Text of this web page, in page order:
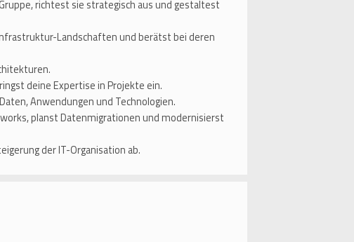
richtest sie strategisch aus und gestaltest
Landschaften und berätst bei deren
deine Expertise in Projekte ein.
Anwendungen und Technologien.
planst Datenmigrationen und modernisierst
der IT-Organisation ab.